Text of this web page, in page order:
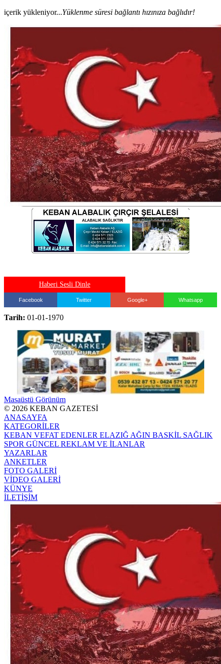
içerik yükleniyor...Yüklenme süresi bağlantı hızınıza bağlıdır!
Haberi Sesli Dinle
Facebook Twitter Google+ Whatsapp
Tarih: 01-01-1970
Masaüstü Görünüm
© 2026 KEBAN GAZETESİ
ANASAYFA
KATEGORİLER
KEBAN VEFAT EDENLER ELAZIĞ AĞIN BASKİL SAĞLIK
SPOR GÜNCEL REKLAM VE İLANLAR
YAZARLAR
ANKETLER
FOTO GALERİ
VİDEO GALERİ
KÜNYE
İLETİŞİM